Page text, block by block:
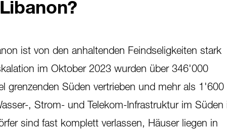
ist von den anhaltenden Feindseligkeiten stark
im Oktober 2023 wurden über 346'000
grenzenden Süden vertrieben und mehr als 1'600
, Strom- und Telekom-Infrastruktur im Süden
sind fast komplett verlassen, Häuser liegen in